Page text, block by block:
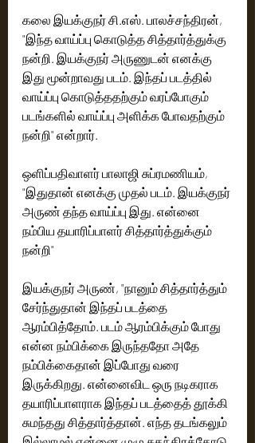
கலை இயக்குநர் சி.எஸ். பாலச்சந்திரன்,
"இந்த வாய்ப்பு கொடுத்த சித்தார்த்துக்கு
நன்றி. இயக்குநர் அருணுடன் எனக்கு
இது மூன்றாவது படம். இந்தப் படத்தில்
வாய்ப்பு கொடுத்ததற்கும் வரப்போகும்
படங்களில் வாய்ப்பு அளிக்க போவதற்கும்
நன்றி" என்றார்.
ஒளிப்பதிவாளர் பாலாஜி சுப்ரமணியம்,
"இதுதான் எனக்கு முதல் படம். இயக்குநர்
அருண் தந்த வாய்ப்பு இது. என்னை
நம்பிய தயாரிப்பாளர் சித்தார்த்துக்கும்
நன்றி"
இயக்குநர் அருண், "நானும் சித்தார்த்தும்
சேர்ந்துதான் இந்தப் படத்தை
ஆரம்பித்தோம். படம் ஆரம்பிக்கும் போது
என்ன நம்பிக்கை இருந்ததோ அதே
நம்பிக்கைதான் இப்போது வரை
இருக்கிறது. என்னைவிட ஒரு நடிகராக
தயாரிப்பாளராக இந்தப் படத்தைத் தூக்கி
சுமந்தது சித்தார்த்தான். எந்த தடங்கலும்